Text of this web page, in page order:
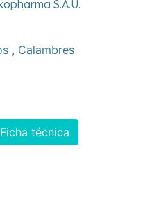
S.a.u.
, Calambres
Ficha técnica